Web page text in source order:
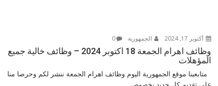
أكتوبر 17, 2024 الجمهورية 0
وظائف اهرام الجمعة 18 اكتوبر 2024 – وظائف خالية جميع
المؤهلات
متابعينا موقع الجمهورية اليوم وظائف اهرام الجمعة ننشر لكم وحرصا منا
على تقديم كل جديد بخصوص...